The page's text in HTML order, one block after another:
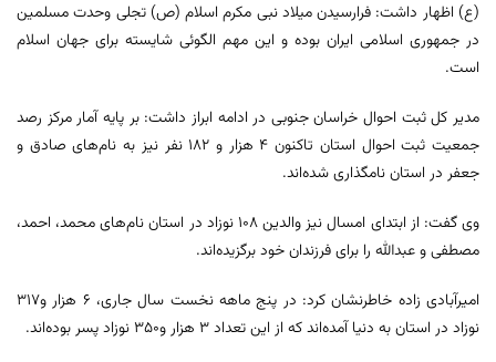
(ع) اظهار داشت: فرارسیدن میلاد نبی مکرم اسلام (ص) تجلی وحدت مسلمین
در جمهوری اسلامی ایران بوده و این مهم الگوئی شایسته برای جهان اسلام
است.
مدیر کل ثبت احوال خراسان جنوبی در ادامه ابراز داشت: بر پایه آمار مرکز رصد
جمعیت ثبت احوال استان تاکنون ۴ هزار و ۱۸۲ نفر نیز به نام‌های صادق و
جعفر در استان نامگذاری شده‌اند.
وی گفت: از ابتدای امسال نیز والدین ۱۰۸ نوزاد در استان نام‌های محمد، احمد،
مصطفی و عبدالله را برای فرزندان خود برگزیده‌اند.
امیرآبادی زاده خاطرنشان کرد: در پنج ماهه نخست سال جاری، ۶ هزار و۳۱۷
نوزاد در استان به دنیا آمده‌اند که از این تعداد ۳ هزار و۳۵۰ نوزاد پسر بوده‌اند.